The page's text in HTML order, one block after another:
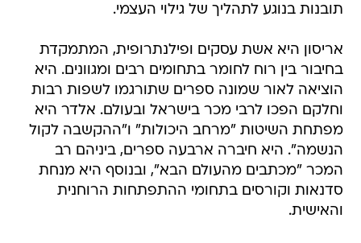
תובנות בנוגע לתהליך של גילוי העצמי.
אריסון היא אשת עסקים ופילנתרופית, המתמקדת
בחיבור בין רוח לחומר בתחומים רבים ומגוונים. היא
הוציאה לאור שמונה ספרים שתורגמו לשפות רבות
וחלקם הפכו לרבי מכר בישראל ובעולם. אלדר היא
מפתחת השיטות "מרחב היכולות" ו"ההקשבה לקול
הנשמה". היא חיברה ארבעה ספרים, ביניהם רב
המכר "מכתבים מהעולם הבא", ובנוסף היא מנחת
סדנאות וקורסים בתחומי ההתפתחות הרוחנית
והאישית.